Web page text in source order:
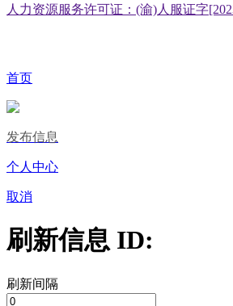
人力资源服务许可证：(渝)人服证字
首页
发布信息
个人中心
取消
刷新信息 ID:
刷新间隔